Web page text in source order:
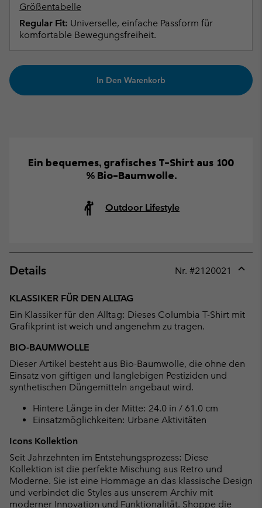
Größentabelle
Regular Fit: Universelle, einfache Passform für
komfortable Bewegungsfreiheit.
In Den Warenkorb
Ein bequemes, grafisches T-Shirt aus 100
% Bio-Baumwolle.
Outdoor Lifestyle
Details Nr. #2120021
KLASSIKER FÜR DEN ALLTAG
Ein Klassiker für den Alltag: Dieses Columbia T-Shirt mit
Grafikprint ist weich und angenehm zu tragen.
BIO-BAUMWOLLE
Dieser Artikel besteht aus Bio-Baumwolle, die ohne den
Einsatz von giftigen und langlebigen Pestiziden und
synthetischen Düngemitteln angebaut wird.
Hintere Länge in der Mitte: 24.0 in / 61.0 cm
Einsatzmöglichkeiten: Urbane Aktivitäten
Icons Kollektion
Seit Jahrzehnten im Entstehungsprozess: Diese
Kollektion ist die perfekte Mischung aus Retro und
Moderne. Sie ist eine Hommage an das klassische Design
und verbindet die Styles aus unserem Archiv mit
moderner Innovation und Funktionalität. Shoppe die